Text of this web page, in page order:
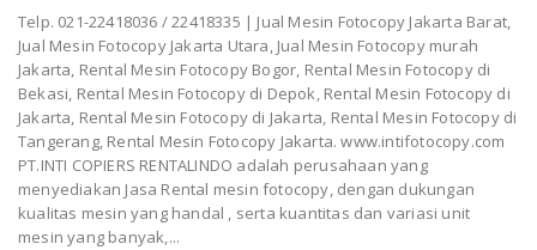
Telp. 021-22418036 / 22418335 | Jual Mesin Fotocopy Jakarta Barat,
Jual Mesin Fotocopy Jakarta Utara, Jual Mesin Fotocopy murah
Jakarta, Rental Mesin Fotocopy Bogor, Rental Mesin Fotocopy di
Bekasi, Rental Mesin Fotocopy di Depok, Rental Mesin Fotocopy di
Jakarta, Rental Mesin Fotocopy di Jakarta, Rental Mesin Fotocopy di
Tangerang, Rental Mesin Fotocopy Jakarta. www.intifotocopy.com
PT.INTI COPIERS RENTALINDO adalah perusahaan yang
menyediakan Jasa Rental mesin fotocopy, dengan dukungan
kualitas mesin yang handal , serta kuantitas dan variasi unit
mesin yang banyak,...